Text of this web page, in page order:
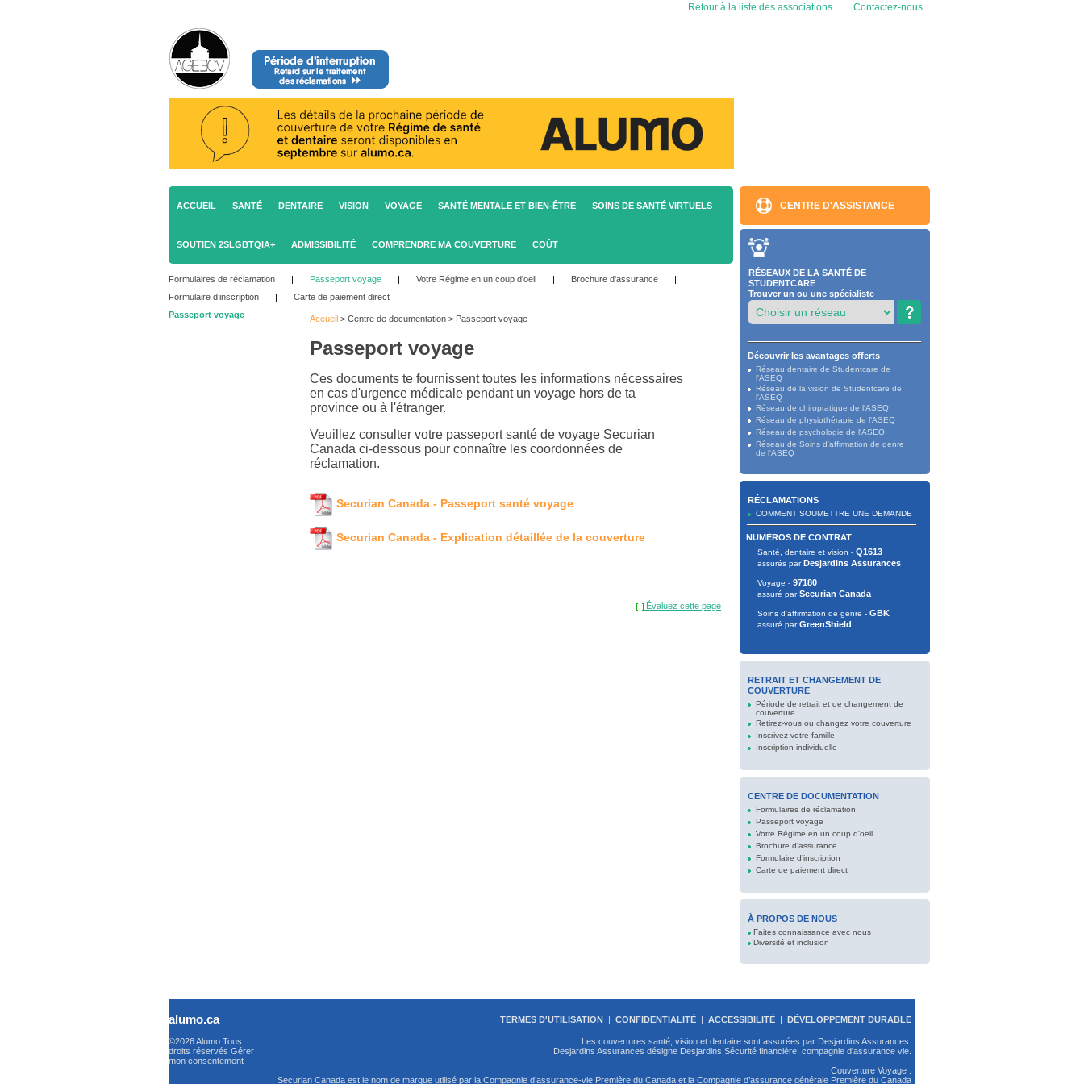
Retour à la liste des associations Contactez-nous
ACCUEIL SANTÉ DENTAIRE VISION VOYAGE SANTÉ MENTALE ET BIEN-ÊTRE SOINS DE SANTÉ VIRTUELS
SOUTIEN 2SLGBTQIA+ ADMISSIBILITÉ COMPRENDRE MA COUVERTURE COÛT
Formulaires de réclamation | Passeport voyage | Votre Régime en un coup d'oeil | Brochure d'assurance
|
Formulaire d’inscription
|
Carte de paiement direct
Passeport voyage
Accueil > Centre de documentation > Passeport voyage
Passeport voyage
Ces documents te fournissent toutes les informations nécessaires
en cas d'urgence médicale pendant un voyage hors de ta
province ou à l'étranger.
Veuillez consulter votre passeport santé de voyage Securian
Canada ci-dessous pour connaître les coordonnées de
réclamation.
Securian Canada - Passeport santé voyage
Securian Canada - Explication détaillée de la couverture
Évaluez cette page
CENTRE D'ASSISTANCE
RÉSEAUX DE LA SANTÉ DE
STUDENTCARE
Trouver un ou une spécialiste
Découvrir les avantages offerts
Réseau dentaire de Studentcare de
l'ASEQ
Réseau de la vision de Studentcare de
l'ASEQ
Réseau de chiropratique de l'ASEQ
Réseau de physiothérapie de l'ASEQ
Réseau de psychologie de l'ASEQ
Réseau de Soins d'affirmation de genre
de l'ASEQ
RÉCLAMATIONS
COMMENT SOUMETTRE UNE DEMANDE
NUMÉROS DE CONTRAT
Santé, dentaire et vision - Q1613
assurés parDesjardins Assurances
Voyage - 97180
assuré parSecurian Canada
Soins d'affirmation de genre - GBK
assuré parGreenShield
RETRAIT ET CHANGEMENT DE
COUVERTURE
Période de retrait et de changement de
couverture
Retirez-vous ou changez votre couverture
Inscrivez votre famille
Inscription individuelle
CENTRE DE DOCUMENTATION
Formulaires de réclamation
Passeport voyage
Votre Régime en un coup d'oeil
Brochure d'assurance
Formulaire d’inscription
Carte de paiement direct
À PROPOS DE NOUS
Faites connaissance avec nous
Diversité et inclusion
alumo.ca TERMES D'UTILISATION | CONFIDENTIALITÉ | ACCESSIBILITÉ | DÉVELOPPEMENT DURABLE
©2026 Alumo Tous
droits réservés Gérer
mon consentement
Les couvertures santé, vision et dentaire sont assurées par Desjardins Assurances.
Desjardins Assurances désigne Desjardins Sécurité financière, compagnie d'assurance vie.
Couverture Voyage :
Securian Canada est le nom de marque utilisé par la Compagnie d’assurance-vie Première du Canada et la Compagnie d’assurance générale Première du Canada